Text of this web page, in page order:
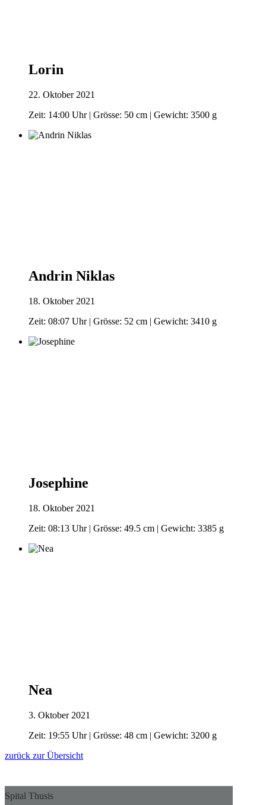
Lorin
22. Oktober 2021
Zeit: 14:00 Uhr | Grösse: 50 cm | Gewicht: 3500 g
Andrin Niklas
18. Oktober 2021
Zeit: 08:07 Uhr | Grösse: 52 cm | Gewicht: 3410 g
Josephine
18. Oktober 2021
Zeit: 08:13 Uhr | Grösse: 49.5 cm | Gewicht: 3385 g
Nea
3. Oktober 2021
Zeit: 19:55 Uhr | Grösse: 48 cm | Gewicht: 3200 g
zurück zur Übersicht
Spital Thusis